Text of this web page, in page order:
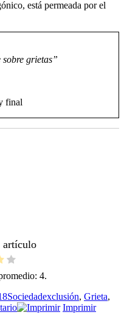
está permeada por el
sobre grietas”
final
artículo
4.
Categorías
SociedadEtiquetas
exclusión, Grieta,
en
Imprimir